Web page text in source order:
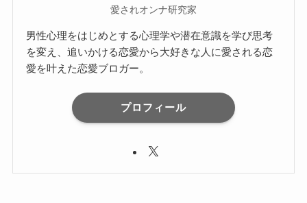
愛されオンナ研究家
男性心理をはじめとする心理学や潜在意識を学び思考
を変え、追いかける恋愛から大好きな人に愛される恋
愛を叶えた恋愛ブロガー。
プロフィール